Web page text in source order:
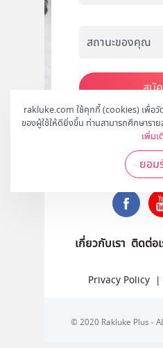
rakluke.com ใช้คุกกี้ (cookies) เพื่อ
ของผู้ใช้ให้ดียิ่งขึ้น ท่านสามารถศึกษาราย
เพิ่มเ
ยอม
สมั
ติดตาม
เกี่ยวกับเรา ติดต่อเ
Privacy Policy |
© 2020 Rakluke Plus -